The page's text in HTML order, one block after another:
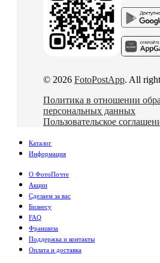
© 2026 FotoPostApp. All
Политика в отношении
персональных данных
Пользовательское
Каталог
Информация
О ФотоПочте
Акции
Сделаем за вас
Бизнесу
FAQ
Франшиза
Поддержка и контакты
Оплата и доставка